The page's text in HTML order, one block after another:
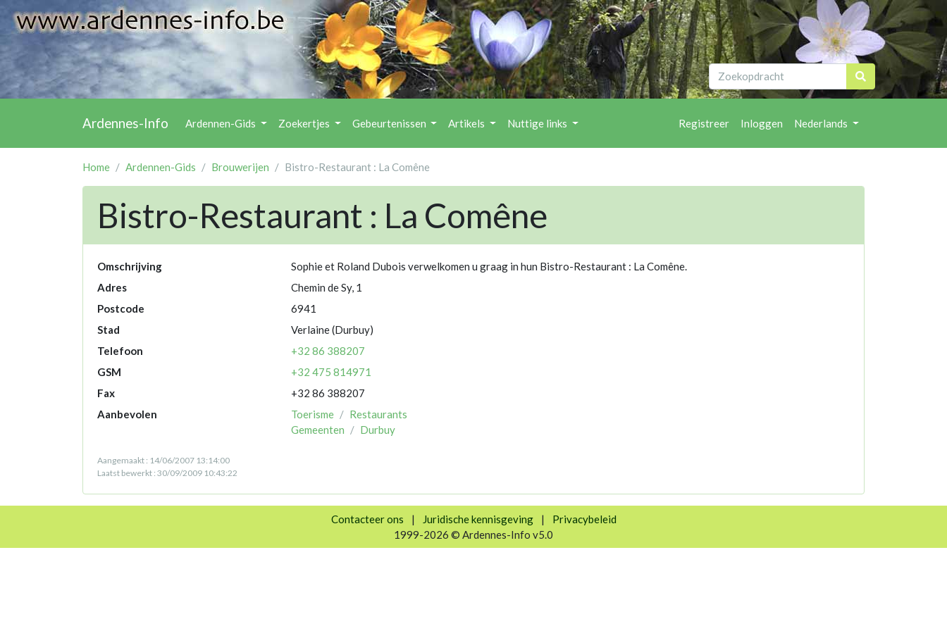
Ardennes-Info Ardennen-Gids Zoekertjes Gebeurtenissen Artikels Nuttige links Registreer Inloggen Nederlands
Home Ardennen-Gids Brouwerijen Bistro-Restaurant : La Comêne
Bistro-Restaurant : La Comêne
Omschrijving
Sophie et Roland Dubois verwelkomen u graag in hun Bistro-Restaurant : La Comêne.
Adres
Chemin de Sy, 1
Postcode
6941
Stad
Verlaine (Durbuy)
Telefoon
+32 86 388207
GSM
+32 475 814971
Fax
+32 86 388207
Aanbevolen
Toerisme
Restaurants
Gemeenten
Durbuy
Aangemaakt : 14/06/2007 13:14:00
Laatst bewerkt : 30/09/2009 10:43:22
Contacteer ons | Juridische kennisgeving |
Privacybeleid
1999-2026 © Ardennes-Info v5.0